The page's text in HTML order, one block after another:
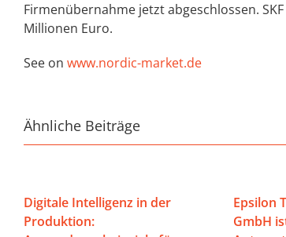
Firmenübernahme jetzt abgeschlossen.
Millionen Euro.
See on www.nordic-market.de
Ähnliche Beiträge
Digitale Intelligenz in der
Produktion:
Epsilon
GmbH